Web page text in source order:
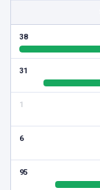
38
31
1
6
95